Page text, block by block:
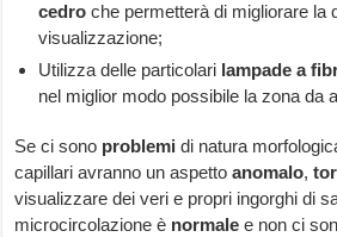
cedro che permetterà di migliorare la
visualizzazione;
Utilizza delle particolari lampade a
nel miglior modo possibile la zona da
Se ci sono problemi di natura
capillari avranno un aspettoanomalo,
visualizzare dei veri e propri ingorghi di
microcircolazione è normalee non ci